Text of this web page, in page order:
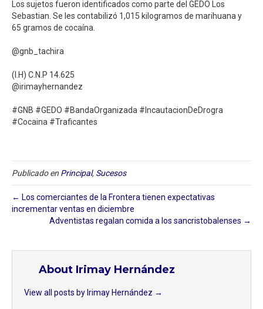
Los sujetos fueron identificados como parte del GEDO Los
Sebastian. Se les contabilizó 1,015 kilogramos de marihuana y
65 gramos de cocaína. ⁣
@gnb_tachira⁣
(I.H) C.N.P 14.625⁣⁣⁣
@irimayhernandez⁣⁣⁣
#GNB #GEDO #BandaOrganizada #IncautacionDeDrogra
#Cocaina #Traficantes⁣
Publicado en Principal, Sucesos
← Los comerciantes de la Frontera tienen expectativas
incrementar ventas en diciembre
Adventistas regalan comida a los sancristobalenses →
About Irimay Hernández
View all posts by Irimay Hernández →